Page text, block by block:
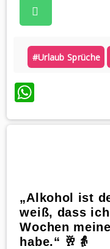
#urlaub Sprüche
„Alkohol ist
weiß, dass
Wochen
habe.“ 🥂👵